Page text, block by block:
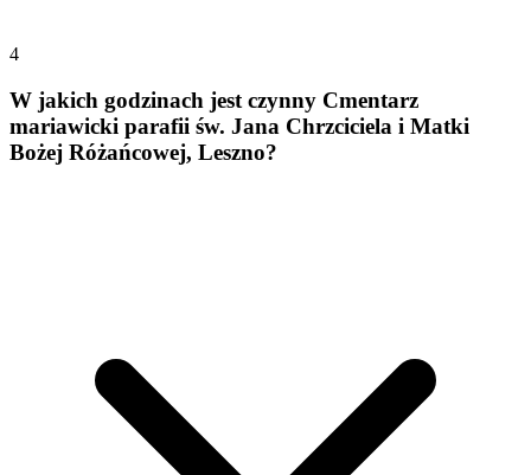
4
W jakich godzinach jest czynny Cmentarz
mariawicki parafii św. Jana Chrzciciela i Matki
Bożej Różańcowej, Leszno?